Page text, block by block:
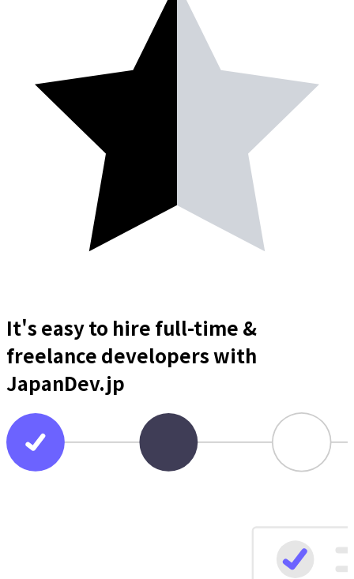
It's easy to hire full-time &
freelance developerswith
JapanDev.jp